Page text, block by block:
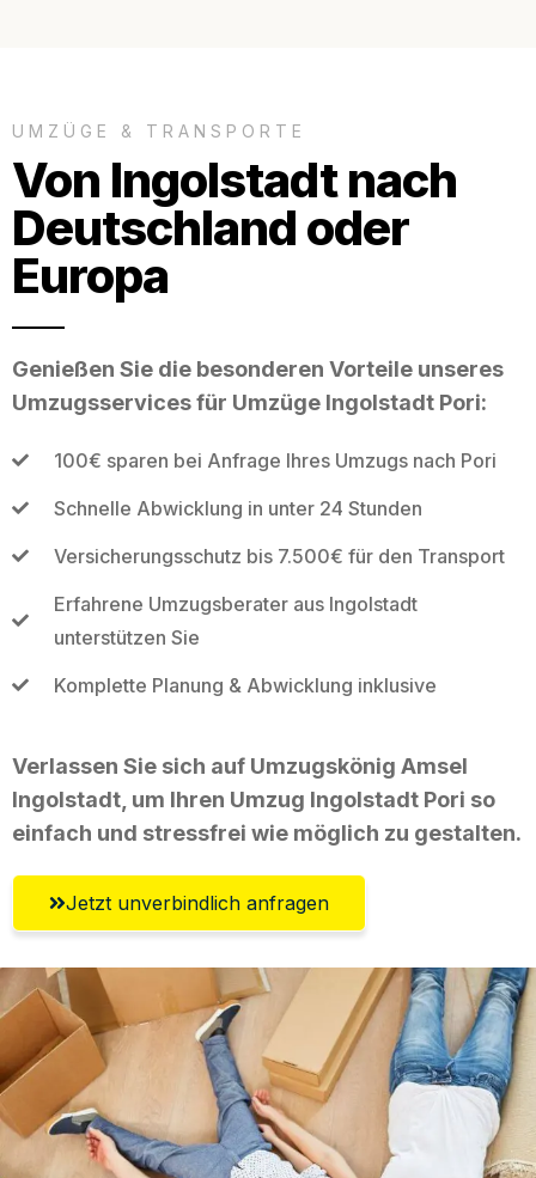
UMZÜGE & TRANSPORTE
Von Ingolstadt nach
Deutschland oder
Europa
Genießen Sie die besonderen Vorteile unseres
Umzugsservices für Umzüge Ingolstadt Pori:
100€ sparen bei Anfrage Ihres Umzugs nach Pori
Schnelle Abwicklung in unter 24 Stunden
Versicherungsschutz bis 7.500€ für den Transport
Erfahrene Umzugsberater aus Ingolstadt
unterstützen Sie
Komplette Planung & Abwicklung inklusive
Verlassen Sie sich auf Umzugskönig Amsel
Ingolstadt, um Ihren Umzug Ingolstadt Pori so
einfach und stressfrei wie möglich zu gestalten.
Jetzt unverbindlich anfragen